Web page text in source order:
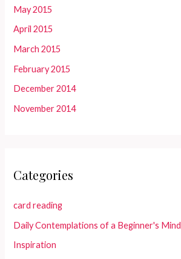
May 2015
April 2015
March 2015
February 2015
December 2014
November 2014
Categories
card reading
Daily Contemplations of a Beginner's Mind
Inspiration